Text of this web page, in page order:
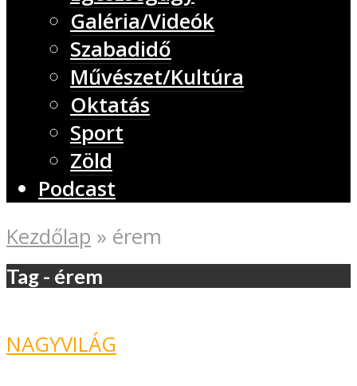
Galéria/Videók
Szabadidő
Művészet/Kultúra
Oktatás
Sport
Zöld
Podcast
Kezdőlap » érem
Tag - érem
NAGYVILÁG